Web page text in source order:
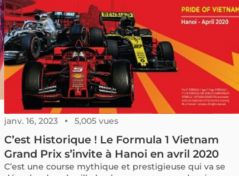
janv. 16, 2023 5,005 vues
C’est Historique ! Le Formula 1 Vietnam
Grand Prix s’invite à Hanoi en avril 2020
C’est une course mythique et prestigieuse qui va se